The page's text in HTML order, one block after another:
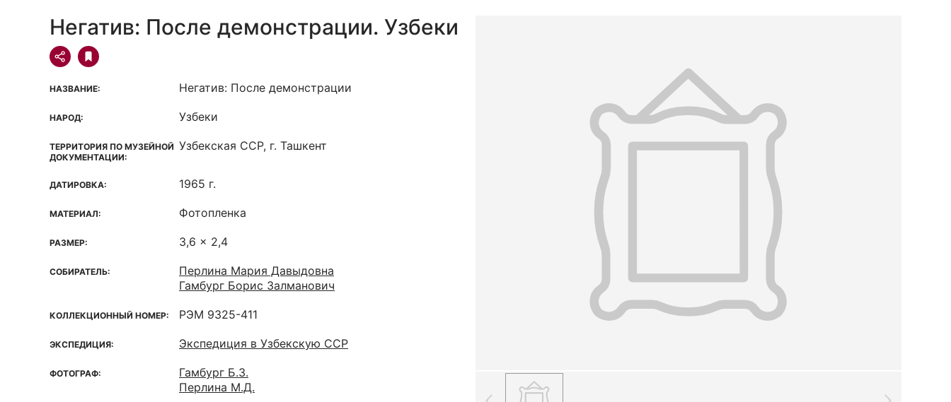
Негатив: После демонстрации. Узбеки
НАЗВАНИЕ: Негатив: После демонстрации
НАРОД: Узбеки
ТЕРРИТОРИЯ ПО МУЗЕЙНОЙ
ДОКУМЕНТАЦИИ:
Узбекская ССР, г. Ташкент
ДАТИРОВКА: 1965 г.
МАТЕРИАЛ: Фотопленка
РАЗМЕР: 3,6 x 2,4
СОБИРАТЕЛЬ:
Перлина Мария Давыдовна
Гамбург Борис Залманович
КОЛЛЕКЦИОННЫЙ НОМЕР: РЭМ 9325-411
ЭКСПЕДИЦИЯ: Экспедиция в Узбекскую ССР
ФОТОГРАФ:
Гамбург Б.З.
Перлина М.Д.